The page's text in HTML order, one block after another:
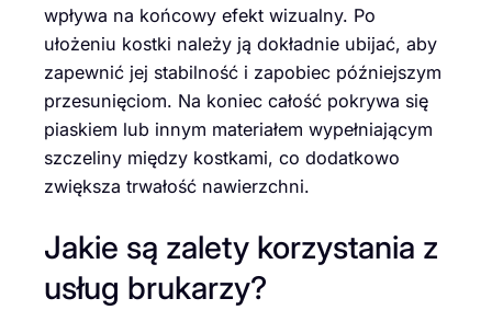
wpływa na końcowy efekt wizualny. Po
ułożeniu kostki należy ją dokładnie ubijać, aby
zapewnić jej stabilność i zapobiec późniejszym
przesunięciom. Na koniec całość pokrywa się
piaskiem lub innym materiałem wypełniającym
szczeliny między kostkami, co dodatkowo
zwiększa trwałość nawierzchni.
Jakie są zalety korzystania z
usług brukarzy?